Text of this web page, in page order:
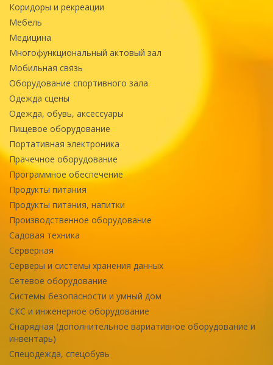
Коридоры и рекреации
Мебель
Медицина
Многофункциональный актовый зал
Мобильная связь
Оборудование спортивного зала
Одежда сцены
Одежда, обувь, аксессуары
Пищевое оборудование
Портативная электроника
Прачечное оборудование
Программное обеспечение
Продукты питания
Продукты питания, напитки
Производственное оборудование
Садовая техника
Серверная
Серверы и системы хранения данных
Сетевое оборудование
Системы безопасности и умный дом
СКС и инженерное оборудование
Снарядная (дополнительное вариативное оборудование и
инвентарь)
Спецодежда, спецобувь